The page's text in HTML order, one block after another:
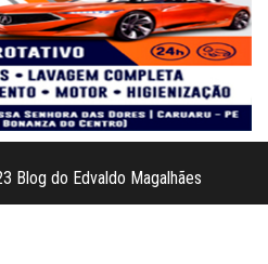
Blog do Edvaldo Magalhães